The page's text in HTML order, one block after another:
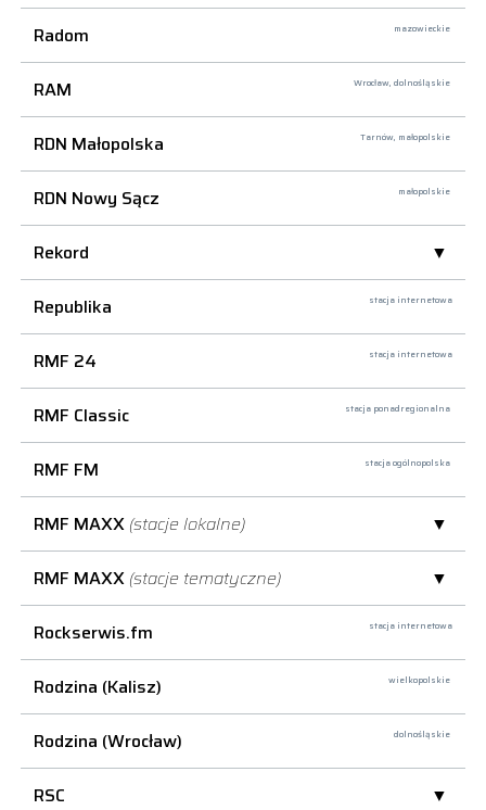
Radom mazowieckie
RAM Wrocław, dolnośląskie
RDN Małopolska Tarnów, małopolskie
RDN Nowy Sącz małopolskie
Rekord
Republika
stacja internetowa
RMF 24 stacja internetowa
RMF Classic stacja ponadregionalna
RMF FM stacja ogólnopolska
RMF MAXX (stacje lokalne)
RMF MAXX (stacje tematyczne)
Rockserwis.fm
stacja internetowa
Rodzina (Kalisz) wielkopolskie
Rodzina (Wrocław) dolnośląskie
RSC